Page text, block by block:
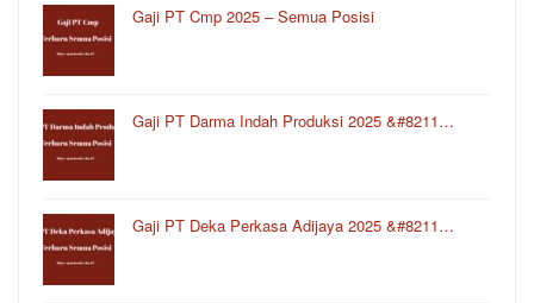
Gaji PT Cmp 2025 – Semua Posisi
Gaji PT Darma Indah Produksi 2025 &#8211…
Gaji PT Deka Perkasa Adijaya 2025 &#8211…